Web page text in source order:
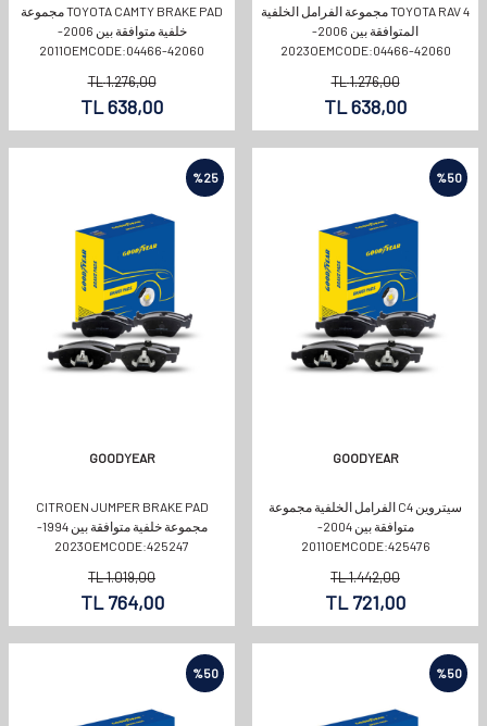
TOYOTA RAV 4 مجموعة الفرامل الخلفية
المتوافقة بين 2006-
2023OEMCODE:04466-42060
1.276,00
TL
638,00
TL
TOYOTA CAMTY BRAKE PAD مجموعة
خلفية متوافقة بين 2006-
2011OEMCODE:04466-42060
1.276,00
TL
638,00
TL
%50
GOODYEAR
سيتروين C4 الفرامل الخلفية مجموعة
متوافقة بين 2004-
2011OEMCODE:425476
1.442,00
TL
721,00
TL
%25
GOODYEAR
CITROEN JUMPER BRAKE PAD
مجموعة خلفية متوافقة بين 1994-
2023OEMCODE:425247
1.019,00
TL
764,00
TL
%50
%50